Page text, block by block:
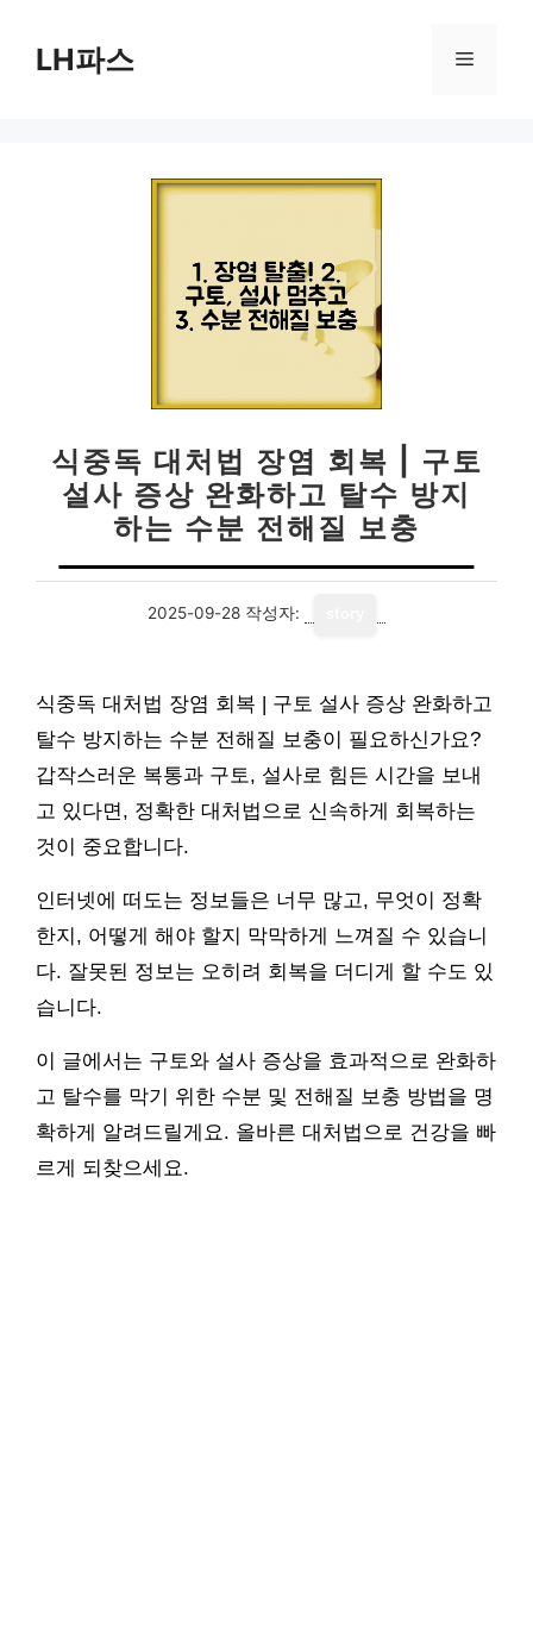
LH파스 메
식중독 대처법 장염 회복 | 구토
설사 증상 완화하고 탈수 방지
하는 수분 전해질 보충
2025-09-28 작성자:
식중독 대처법 장염 회복 | 구토 설사 증상 완화하고
탈수 방지하는 수분 전해질 보충이 필요하신가요?
갑작스러운 복통과 구토, 설사로 힘든 시간을 보내
고 있다면, 정확한 대처법으로 신속하게 회복하는
것이 중요합니다.
인터넷에 떠도는 정보들은 너무 많고, 무엇이 정확
한지, 어떻게 해야 할지 막막하게 느껴질 수 있습니
다. 잘못된 정보는 오히려 회복을 더디게 할 수도 있
습니다.
이 글에서는 구토와 설사 증상을 효과적으로 완화하
고 탈수를 막기 위한 수분 및 전해질 보충 방법을 명
확하게 알려드릴게요. 올바른 대처법으로 건강을 빠
르게 되찾으세요.